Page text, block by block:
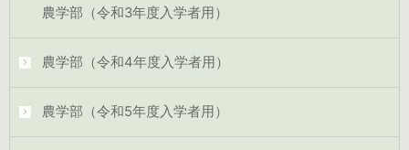
農学部（令和3年度入学者用）
農学部（令和4年度入学者用）
農学部（令和5年度入学者用）